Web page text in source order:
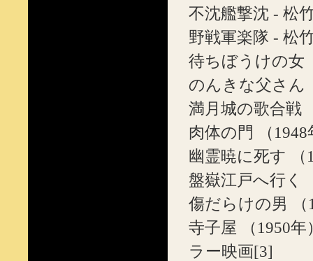
不沈艦撃沈 - 松
野戦軍楽隊 - 松
待ちぼうけの女
のんきな父さん
満月城の歌合戦
肉体の門 （1948
幽霊暁に死す （
盤嶽江戸へ行く
傷だらけの男 （
寺子屋 （1950
ラー映画[3]